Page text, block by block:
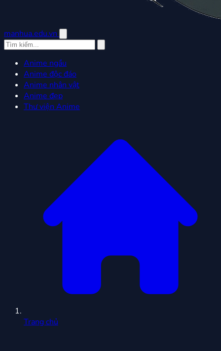
manhua.edu.vn
Anime ngầu
Anime độc đáo
Anime nhân vật
Anime đẹp
Thư viện Anime
Trang chủ